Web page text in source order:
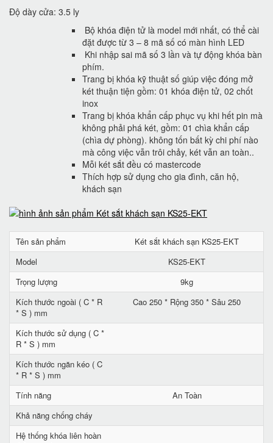
Độ dày cửa: 3.5 ly
Bộ khóa điện tử là model mới nhất, có thể cài
đặt được từ 3 – 8 mã số có màn hình LED
Khi nhập sai mã số 3 lần và tự động khóa bàn
phím.
Trang bị khóa kỹ thuật số giúp việc đóng mở
két thuận tiện gồm: 01 khóa điện tử, 02 chốt
inox
Trang bị khóa khẩn cấp phục vụ khi hết pin mà
không phải phá két, gồm: 01 chìa khẩn cấp
(chìa dự phòng). không tốn bất kỳ chi phí nào
mà công việc vẫn trôi chảy, két vẫn an toàn..
Mỗi két sắt đều có mastercode
Thích hợp sử dụng cho gia đình, căn hộ,
khách sạn
Tên sản phẩm
Két sắt khách sạn KS25-EKT
Model
KS25-EKT
Trọng lượng
9kg
Kích thước ngoài ( C * R
* S ) mm
Cao 250 * Rộng 350 * Sâu 250
Kích thước sử dụng ( C *
R * S ) mm
Kích thước ngăn kéo ( C
* R * S ) mm
Tính năng
An Toàn
Khả năng chống cháy
Hệ thống khóa liên hoàn